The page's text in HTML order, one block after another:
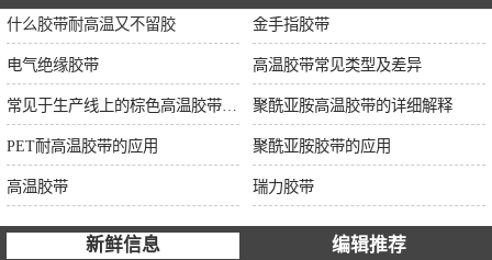
什么胶带耐高温又不留胶 金手指胶带
电气绝缘胶带 高温胶带常见类型及差异
聚酰亚胺高温胶带的详细解释
PET耐高温胶带的应用 聚酰亚胺胶带的应用
高温胶带 瑞力胶带
新鲜信息 编辑推荐